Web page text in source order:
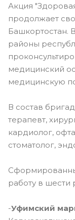
Акция
продолжает
Башкортостан.
районы
медицинский
медицинскую
В состав
терапевт,
кардиолог,
стоматолог,
работу в шести
-Уфимский